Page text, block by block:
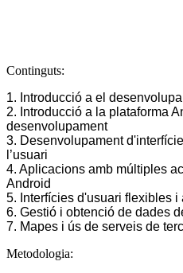
Continguts:
1. Introducció a el
2. Introducció a la plataforma
desenvolupament
3. Desenvolupament
l’usuari
4. Aplicacions amb múltiples
Android
5. Interfícies d'usuari flexibles i
6. Gestió i obtenció de dades
7. Mapes i ús de serveis de
Metodologia: